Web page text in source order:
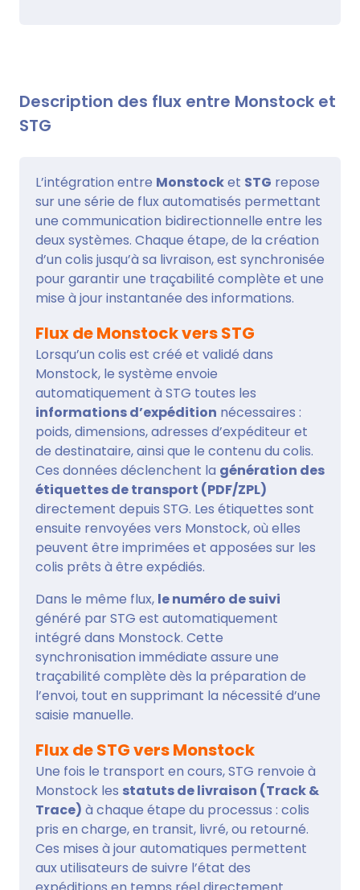
Description des flux entre Monstock et
STG
L’intégration entre Monstocket STG repose
sur une série de flux automatisés permettant
une communication bidirectionnelle entre les
deux systèmes. Chaque étape, de la création
d’un colis jusqu’à sa livraison, est synchronisée
pour garantir une traçabilité complète et une
mise à jour instantanée des informations.
Flux de Monstock vers STG
Lorsqu’un colis est créé et validé dans
Monstock, le système envoie
automatiquement à STG toutes les
informations d’expédition nécessaires :
poids, dimensions, adresses d’expéditeur et
de destinataire, ainsi que le contenu du colis.
Ces données déclenchent la génération des
étiquettes de transport (PDF/ZPL)
directement depuis STG. Les étiquettes sont
ensuite renvoyées vers Monstock, où elles
peuvent être imprimées et apposées sur les
colis prêts à être expédiés.
Dans le même flux, le numéro de suivi
généré par STG est automatiquement
intégré dans Monstock. Cette
synchronisation immédiate assure une
traçabilité complète dès la préparation de
l’envoi, tout en supprimant la nécessité d’une
saisie manuelle.
Flux de STG vers Monstock
Une fois le transport en cours, STG renvoie à
Monstock les statuts de livraison (Track &
Trace) à chaque étape du processus : colis
pris en charge, en transit, livré, ou retourné.
Ces mises à jour automatiques permettent
aux utilisateurs de suivre l’état des